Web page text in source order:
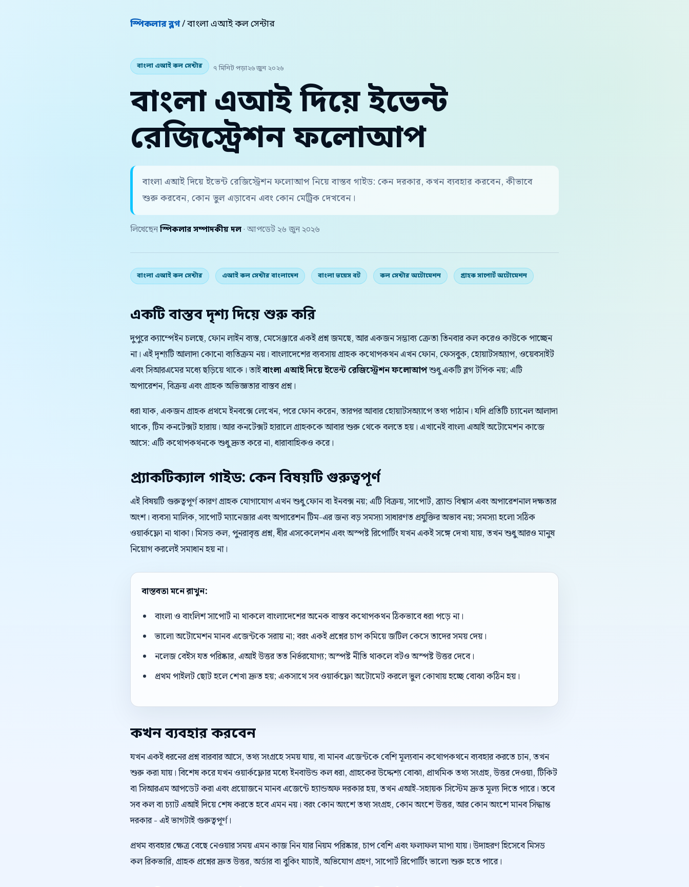
স্পিকলার ব্লগ/ বাংলা এআই কল সেন্টার
বাংলা এআই কল সেন্টার ৭ মিনিট পড়া২৬ জুন ২০২৬
বাংলা এআই দিয়ে ইভেন্ট
রেজিস্ট্রেশন ফলোআপ
বাংলা এআই দিয়ে ইভেন্ট রেজিস্ট্রেশন ফলোআপ নিয়ে বাস্তব গাইড: কেন দরকার, কখন ব্যবহার করবেন, কীভাবে
শুরু করবেন, কোন ভুল এড়াবেন এবং কোন মেট্রিক দেখবেন।
লিখেছেন স্পিকলার সম্পাদকীয় দল · আপডেট ২৬ জুন ২০২৬
বাংলা এআই কল সেন্টার এআই কল সেন্টার বাংলাদেশ বাংলা ভয়েস বট কল সেন্টার অটোমেশন গ্রাহক সাপোর্ট অটোমেশন
একটি বাস্তব দৃশ্য দিয়ে শুরু করি
দুপুরে ক্যাম্পেইন চলছে, ফোন লাইন ব্যস্ত, মেসেঞ্জারে একই প্রশ্ন জমছে, আর একজন সম্ভাব্য ক্রেতা তিনবার কল করেও কাউকে পাচ্ছেন
না। এই দৃশ্যটি আলাদা কোনো ব্যতিক্রম নয়। বাংলাদেশের ব্যবসায় গ্রাহক কথোপকথন এখন ফোন, ফেসবুক, হোয়াটসঅ্যাপ, ওয়েবসাইট
এবং সিআরএমের মধ্যে ছড়িয়ে থাকে। তাইবাংলা এআই দিয়ে ইভেন্ট রেজিস্ট্রেশন ফলোআপশুধু একটি ব্লগ টপিক নয়; এটি
অপারেশন, বিক্রয় এবং গ্রাহক অভিজ্ঞতার বাস্তব প্রশ্ন।
ধরা যাক, একজন গ্রাহক প্রথমে ইনবক্সে লেখেন, পরে ফোন করেন, তারপর আবার হোয়াটসঅ্যাপে তথ্য পাঠান। যদি প্রতিটি চ্যানেল আলাদা
থাকে, টিম কনটেক্সট হারায়। আর কনটেক্সট হারালে গ্রাহককে আবার শুরু থেকে বলতে হয়। এখানেই বাংলা এআই অটোমেশন কাজে
আসে: এটি কথোপকথনকে শুধু দ্রুত করে না, ধারাবাহিকও করে।
প্র্যাকটিক্যাল গাইড: কেন বিষয়টি গুরুত্বপূর্ণ
এই বিষয়টি গুরুত্বপূর্ণ কারণ গ্রাহক যোগাযোগ এখন শুধু ফোন বা ইনবক্স নয়; এটি বিক্রয়, সাপোর্ট, ব্র্যান্ড বিশ্বাস এবং অপারেশনাল দক্ষতার
অংশ। ব্যবসা মালিক, সাপোর্ট ম্যানেজার এবং অপারেশন টিম-এর জন্য বড় সমস্যা সাধারণত প্রযুক্তির অভাব নয়; সমস্যা হলো সঠিক
ওয়ার্কফ্লো না থাকা। মিসড কল, পুনরাবৃত্ত প্রশ্ন, ধীর এসকেলেশন এবং অস্পষ্ট রিপোর্টিং যখন একই সঙ্গে দেখা যায়, তখন শুধু আরও মানুষ
নিয়োগ করলেই সমাধান হয় না।
বাস্তবতা মনে রাখুন:
বাংলা ও বাংলিশ সাপোর্ট না থাকলে বাংলাদেশের অনেক বাস্তব কথোপকথন ঠিকভাবে ধরা পড়ে না।
ভালো অটোমেশন মানব এজেন্টকে সরায় না; বরং একই প্রশ্নের চাপ কমিয়ে জটিল কেসে তাদের সময় দেয়।
নলেজ বেইস যত পরিষ্কার, এআই উত্তর তত নির্ভরযোগ্য; অস্পষ্ট নীতি থাকলে বটও অস্পষ্ট উত্তর দেবে।
প্রথম পাইলট ছোট হলে শেখা দ্রুত হয়; একসাথে সব ওয়ার্কফ্লো অটোমেট করলে ভুল কোথায় হচ্ছে বোঝা কঠিন হয়।
কখন ব্যবহার করবেন
যখন একই ধরনের প্রশ্ন বারবার আসে, তথ্য সংগ্রহে সময় যায়, বা মানব এজেন্টকে বেশি মূল্যবান কথোপকথনে ব্যবহার করতে চান, তখন
শুরু করা যায়। বিশেষ করে যখন ওয়ার্কফ্লোর মধ্যে ইনবাউন্ড কল ধরা, গ্রাহকের উদ্দেশ্য বোঝা, প্রাথমিক তথ্য সংগ্রহ, উত্তর দেওয়া, টিকিট
বা সিআরএম আপডেট করা এবং প্রয়োজনে মানব এজেন্টে হ্যান্ডঅফ দরকার হয়, তখন এআই-সহায়ক সিস্টেম দ্রুত মূল্য দিতে পারে। তবে
সব কল বা চ্যাট এআই দিয়ে শেষ করতে হবে এমন নয়। বরং কোন অংশে তথ্য সংগ্রহ, কোন অংশে উত্তর, আর কোন অংশে মানব সিদ্ধান্ত
দরকার - এই ভাগটাই গুরুত্বপূর্ণ।
প্রথম ব্যবহার ক্ষেত্র বেছে নেওয়ার সময় এমন কাজ নিন যার নিয়ম পরিষ্কার, চাপ বেশি এবং ফলাফল মাপা যায়। উদাহরণ হিসেবে মিসড
কল রিকভারি, গ্রাহক প্রশ্নের দ্রুত উত্তর, অর্ডার বা বুকিং যাচাই, অভিযোগ গ্রহণ, সাপোর্ট রিপোর্টিং ভালো শুরু হতে পারে।